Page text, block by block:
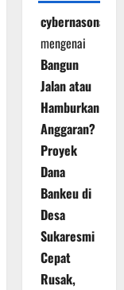
cybernasonal
mengenai
Bangun
Jalan atau
Hamburkan
Anggaran?
Proyek
Dana
Bankeu di
Desa
Sukaresmi
Cepat
Rusak,